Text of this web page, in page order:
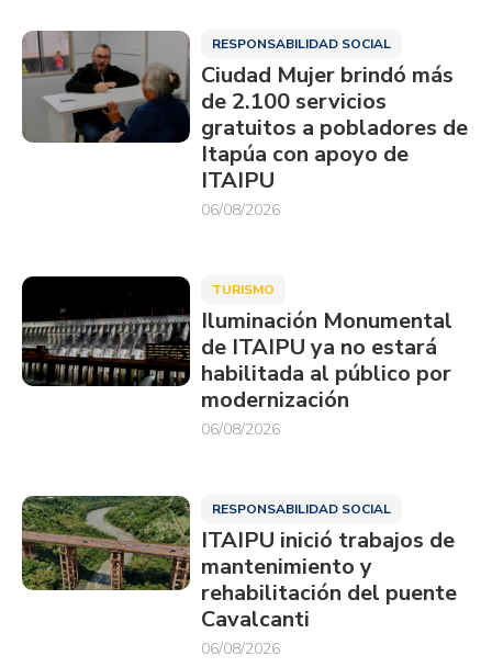
RESPONSABILIDAD SOCIAL
Ciudad Mujer brindó más
de 2.100 servicios
gratuitos a pobladores de
Itapúa con apoyo de
ITAIPU
06/08/2026
TURISMO
Iluminación Monumental
de ITAIPU ya no estará
habilitada al público por
modernización
06/08/2026
RESPONSABILIDAD SOCIAL
ITAIPU inició trabajos de
mantenimiento y
rehabilitación del puente
Cavalcanti
06/08/2026